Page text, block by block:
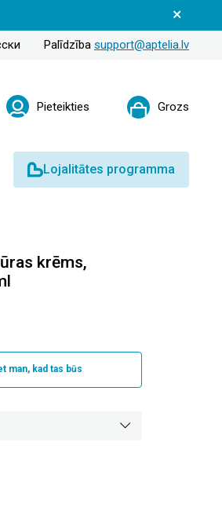
Palīdzība support@aptelia.lv
Pieteikties Grozs
Lojalitātes programma
krēms,
man, kad tas būs